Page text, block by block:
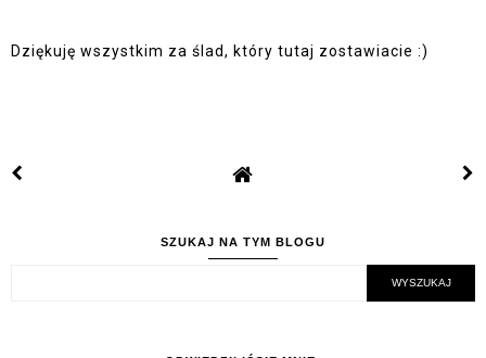
Dziękuję wszystkim za ślad, który tutaj zostawiacie :)
SZUKAJ NA TYM BLOGU